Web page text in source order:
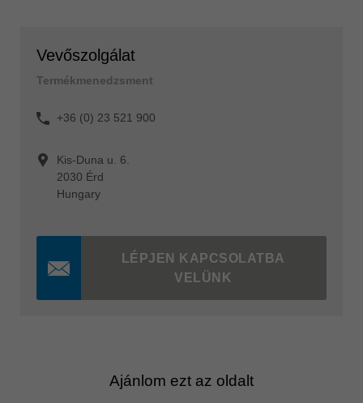
Vevőszolgálat
Termékmenedzsment
+36 (0) 23 521 900
Kis-Duna u. 6.
2030 Érd
Hungary
LÉPJEN KAPCSOLATBA
VELÜNK
Ajánlom ezt az oldalt